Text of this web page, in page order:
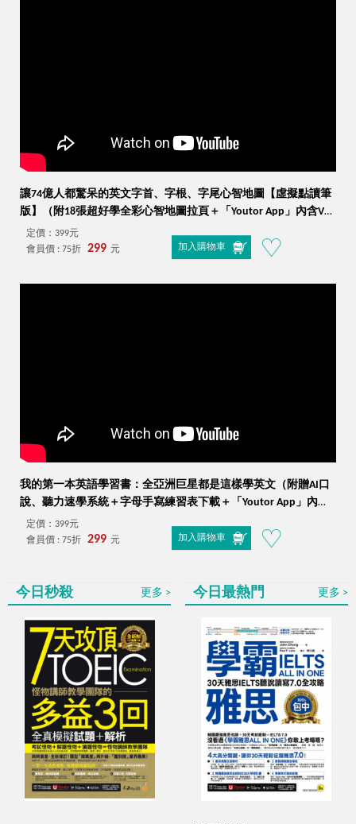
讓74億人都驚呆的英文字首、字根、字尾心智地圖【虛擬點讀筆
版】（附18張超好學全彩心智地圖拉頁＋「Youtor App」內含VRP
虛擬點讀筆）
定價：399元
會員價 : 75折
299 元 加入購物車
我的第一本英語學習書：全亞洲巨星都是這樣學英文（附贈AI口
說、聽力速學系統＋字母手寫練習表下載＋「Youtor App」內含
VRP虛擬點讀筆）
定價：399元
會員價 : 75折
299 元 加入購物車
今日秒殺 更多 今日最熱門 更多